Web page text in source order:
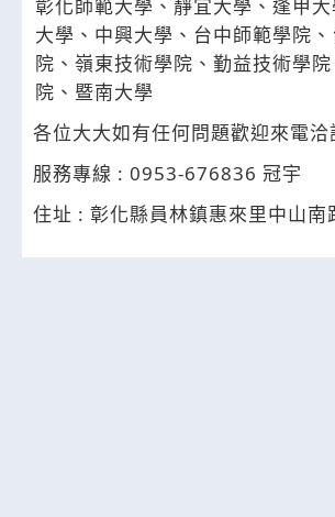
彰化師範大學、靜宜大學、逢甲
大學、中興大學、台中師範學院
院、嶺東技術學院、勤益技術學
院、暨南大學
各位大大如有任何問題歡迎來電洽
服務專線 : 0953-676836 冠宇
住址 : 彰化縣員林鎮惠來里中山南